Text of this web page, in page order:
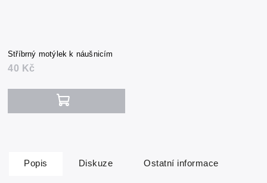
Stříbrný motýlek k náušnicím
40 Kč
Popis Diskuze Ostatní informace